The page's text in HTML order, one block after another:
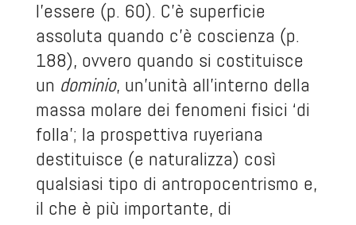
l’essere (p. 60). C’è superficie
assoluta quando c’è coscienza (p.
188), ovvero quando si costituisce
un dominio, un’unità all’interno della
massa molare dei fenomeni fisici ‘di
folla’; la prospettiva ruyeriana
destituisce (e naturalizza) così
qualsiasi tipo di antropocentrismo e,
il che è più importante, di